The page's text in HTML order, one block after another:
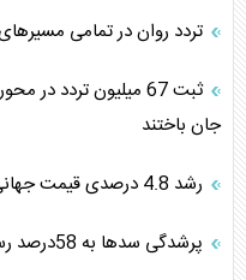
تردد روان در تمامی
جان باختند
رشد 4.8 درصدی قیمت جهانی طلا در معاملات هفته
پرشدگی سدها به 58درصد رسید